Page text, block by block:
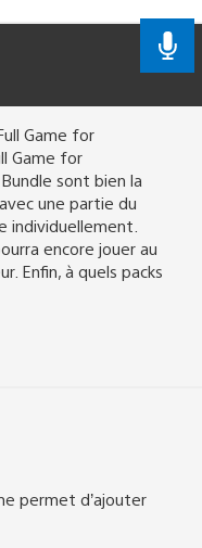
Game for
Game for
sont bien la
une partie du
individuellement.
encore jouer au
Enfin, à quels packs
permet d’ajouter